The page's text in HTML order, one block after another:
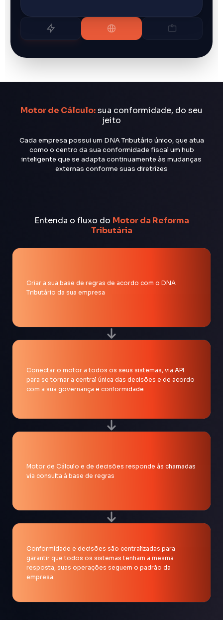
Motor de Cálculo:sua conformidade, do seu
jeito
Cada empresa possui um DNA Tributário único, que atua
como o centro da sua conformidade fiscal um hub
inteligente que se adapta continuamente às mudanças
externas conforme suas diretrizes
Entenda o fluxo do Motor da Reforma
Tributária
Criar a sua base de regras de acordo com o DNA
Tributário da sua empresa
Conectar o motor a todos os seus sistemas, via API
para se tornar a central única das decisões e de acordo
com a sua governança e conformidade
Motor de Cálculo e de decisões responde às chamadas
via consulta à base de regras
Conformidade e decisões são centralizadas para
garantir que todos os sistemas tenham a mesma
resposta, suas operações seguem o padrão da
empresa.